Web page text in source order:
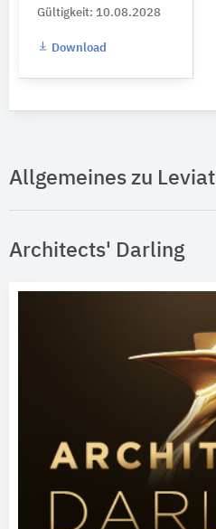
Gültigkeit: 10.08.2028
Download
Allgemeines zu Leviat
Architects' Darling